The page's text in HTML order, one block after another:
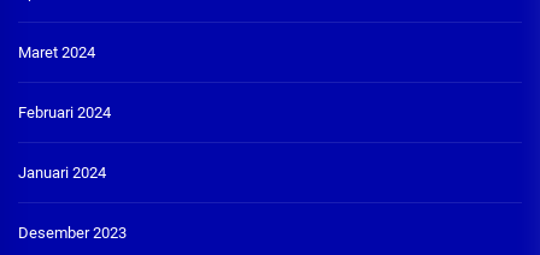
Maret 2024
Februari 2024
Januari 2024
Desember 2023